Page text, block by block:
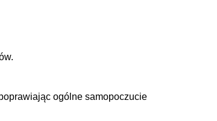
ogólne samopoczucie